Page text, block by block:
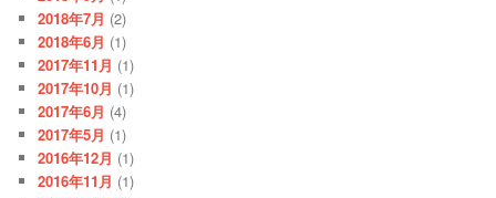
2018年7月 (2)
2018年6月 (1)
2017年11月 (1)
2017年10月 (1)
2017年6月 (4)
2017年5月 (1)
2016年12月 (1)
2016年11月 (1)